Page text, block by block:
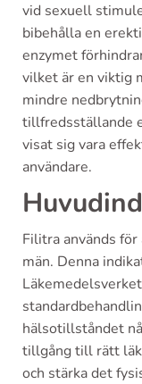
vid sexuell
bibehålla en
enzymet
vilket är en viktig
mindre
tillfredsställande
visat sig vara
användare.
Filitra används
män. Denna
hälsotillståndet
tillgång till rätt
och stärka det